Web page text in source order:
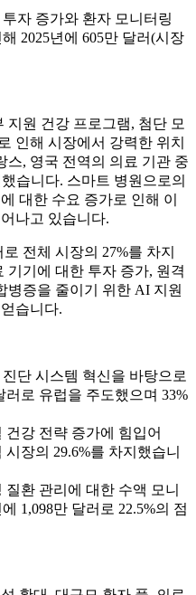
자 증가와 환자 모니터링
2025년에 605만 달러(시장
지원 건강 프로그램, 첨단 모
인해 시장에서 강력한 위치
스, ​​영국 전역의 의료 기관 중
습니다. 스마트 병원으로의
대한 수요 증가로 인해 이
나고 있습니다.
전체 시장의 27%를 차지
기기에 대한 투자 증가, 원격
병증을 줄이기 위한 AI 지원
습니다.
단 시스템 혁신을 바탕으로
러로 유럽을 주도했으며 33%
강 전략 증가에 힘입어
장의 29.6%를 차지했습니
환 관리에 대한 수액 모니
1,098만 달러로 22.5%의 점